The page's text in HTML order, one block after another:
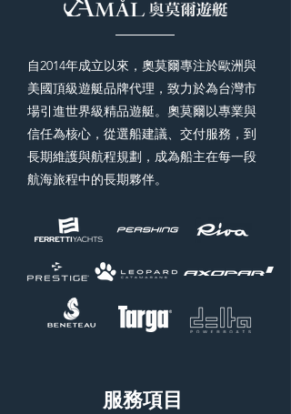
自2014年成立以來，奧莫爾專注於歐洲與
美國頂級遊艇品牌代理，致力於為台灣市
場引進世界級精品遊艇。奧莫爾以專業與
信任為核心，從選船建議、交付服務，到
長期維護與航程規劃，成為船主在每一段
航海旅程中的長期夥伴。
​服務項目